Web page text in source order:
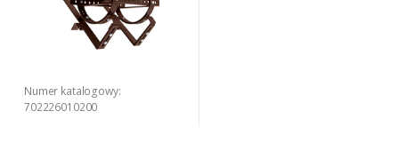
Numer katalogowy:
702226010200